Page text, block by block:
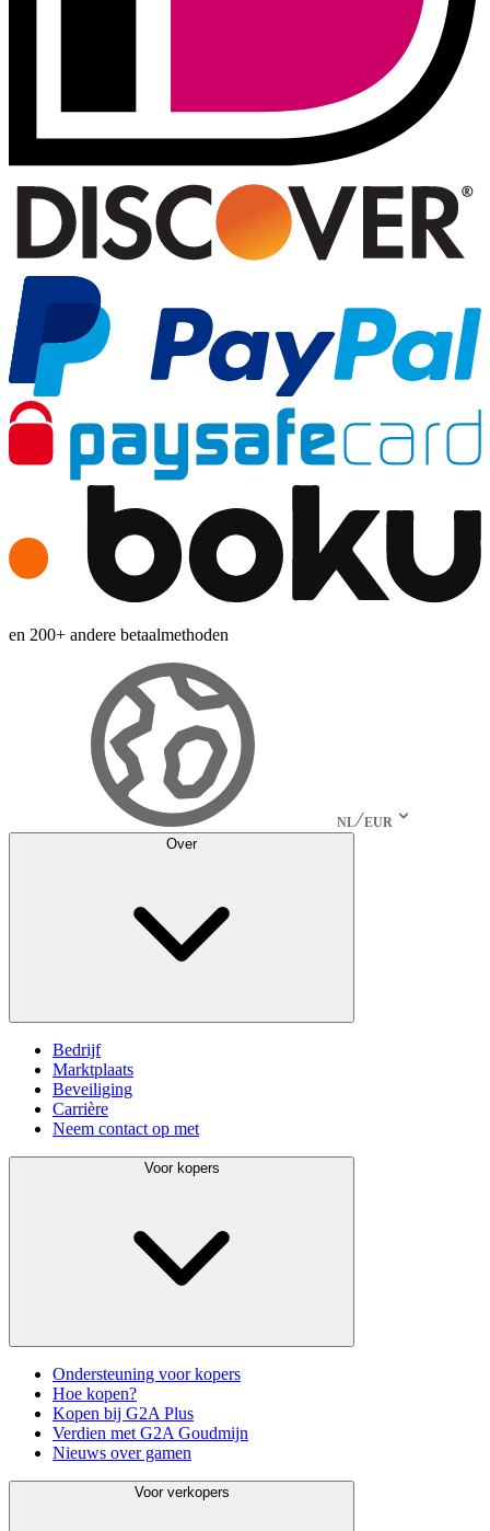
en 200+ andere betaalmethoden
NL EUR
Over
Bedrijf
Marktplaats
Beveiliging
Carrière
Neem contact op met
Voor kopers
Ondersteuning voor kopers
Hoe kopen?
Kopen bij G2A Plus
Verdien met G2A Goudmijn
Nieuws over gamen
Voor verkopers